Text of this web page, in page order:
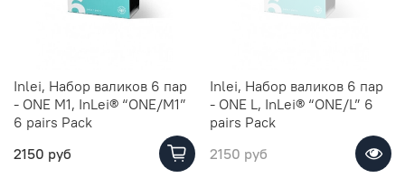
Inlei, Набор валиков 6 пар
- ONE M1, InLei® “ONE/M1”
6 pairs Pack
2150 руб
Inlei, Набор валиков 6 пар
- ONE L, InLei® “ONE/L” 6
pairs Pack
2150 руб